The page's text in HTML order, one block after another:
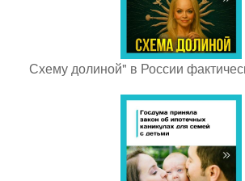
Схему долиной" в России